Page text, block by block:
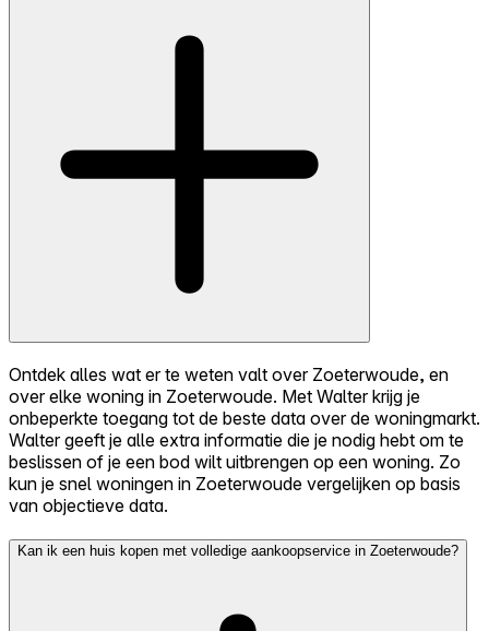
Ontdek alles wat er te weten valt over Zoeterwoude, en
over elke woning in Zoeterwoude. Met Walter krijg je
onbeperkte toegang tot de beste data over de woningmarkt.
Walter geeft je alle extra informatie die je nodig hebt om te
beslissen of je een bod wilt uitbrengen op een woning. Zo
kun je snel woningen in Zoeterwoude vergelijken op basis
van objectieve data.
Kan ik een huis kopen met volledige aankoopservice in Zoeterwoude?